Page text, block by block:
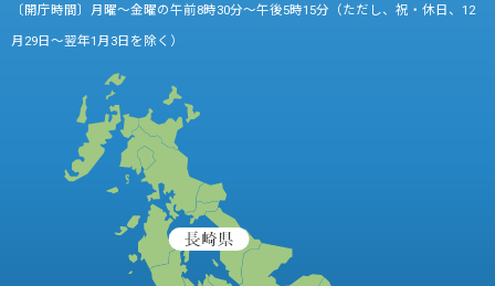
〔開庁時間〕月曜～金曜の午前8時30分～午後5時15分（ただし、祝・休日、12
月29日～翌年1月3日を除く）